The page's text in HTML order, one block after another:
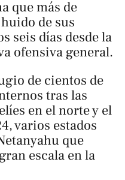
que más de
de sus
seis días desde la
ofensiva general.
de cientos de
tras las
en el norte y el
varios estados
que
escala en la